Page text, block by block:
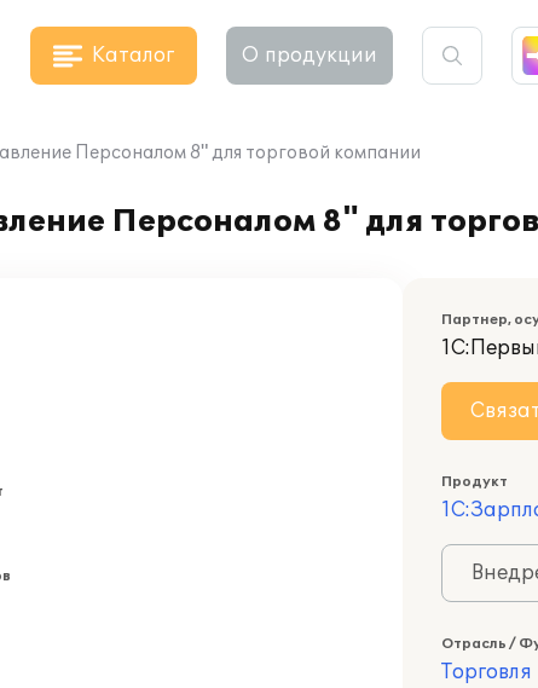
Каталог О продукции
Персоналом 8" для торговой компании
Персоналом 8" для
Партнер,
Продукт
Отрасль /
Торговля